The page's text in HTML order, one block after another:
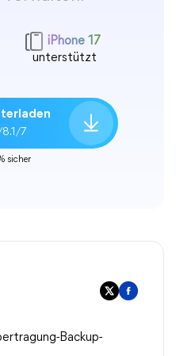
iPhone 17
unterstützt
7
sicher
Backup-